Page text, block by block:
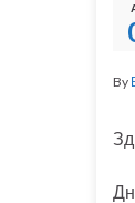
By